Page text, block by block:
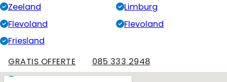
kijken want
Zeeland
Limburg
Flevoland
Flevoland
Friesland
GRATIS OFFERTE
085 333 2948